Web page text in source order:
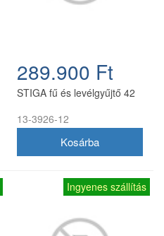
289.900 Ft
STIGA fű és levélgyűjtő 42
13-3926-12
Ingyenes szállítás